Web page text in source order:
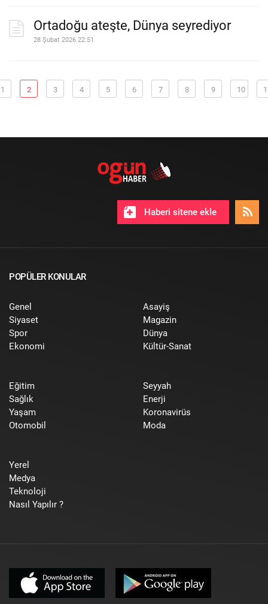
Ortadoğu ateşte, Dünya seyrediyor
28 Şubat 2026 22:51
1 2 3 4 5 6 7 8 9 10
Haberi sitene ekle
POPÜLER KONULAR
Genel
Siyaset
Spor
Ekonomi
Asayiş
Magazin
Dünya
Kültür-Sanat
Eğitim
Sağlık
Yaşam
Otomobil
Seyyah
Enerji
Koronavirüs
Moda
Yerel
Medya
Teknoloji
Nasıl Yapılır ?